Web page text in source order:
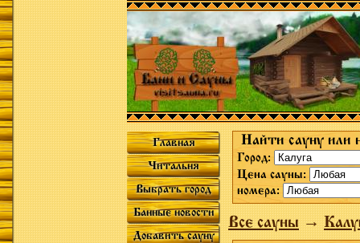
Главная
Читальня
Выбрать город
Банные новости
Добавить сауну
Найти сауну или
Город:
Цена сауны:
номера:
Все сауны→